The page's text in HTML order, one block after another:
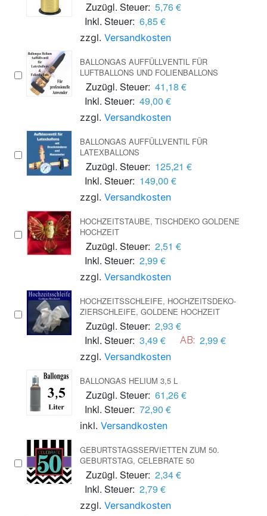
Zuzügl. Steuer: 5,76 €
Inkl. Steuer: 6,85 €
zzgl. Versandkosten
BALLONGAS AUFFÜLLVENTIL FÜR
LUFTBALLONS UND FOLIENBALLONS
Zuzügl. Steuer: 41,18 €
Inkl. Steuer: 49,00 €
zzgl. Versandkosten
BALLONGAS AUFFÜLLVENTIL FÜR
LATEXBALLONS
Zuzügl. Steuer: 125,21 €
Inkl. Steuer: 149,00 €
zzgl. Versandkosten
HOCHZEITSTAUBE, TISCHDEKO GOLDENE
HOCHZEIT
Zuzügl. Steuer: 2,51 €
Inkl. Steuer: 2,99 €
zzgl. Versandkosten
HOCHZEITSSCHLEIFE, HOCHZEITSDEKO-
ZIERSCHLEIFE, GOLDENE HOCHZEIT
Zuzügl. Steuer: 2,93 €
Inkl. Steuer: 3,49 € AB: 2,99 €
zzgl. Versandkosten
BALLONGAS HELIUM 3,5 L
Zuzügl. Steuer: 61,26 €
Inkl. Steuer: 72,90 €
inkl. Versandkosten
GEBURTSTAGSSERVIETTEN ZUM 50.
GEBURTSTAG, CELEBRATE 50
Zuzügl. Steuer: 2,34 €
Inkl. Steuer: 2,79 €
zzgl. Versandkosten